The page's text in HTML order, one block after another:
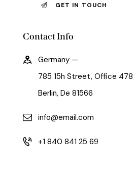
Contact Info
Germany —
785 15h Street, Office 478
Berlin, De 81566
info@email.com
+1 840 841 25 69